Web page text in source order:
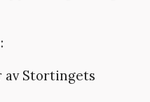
av Stortingets